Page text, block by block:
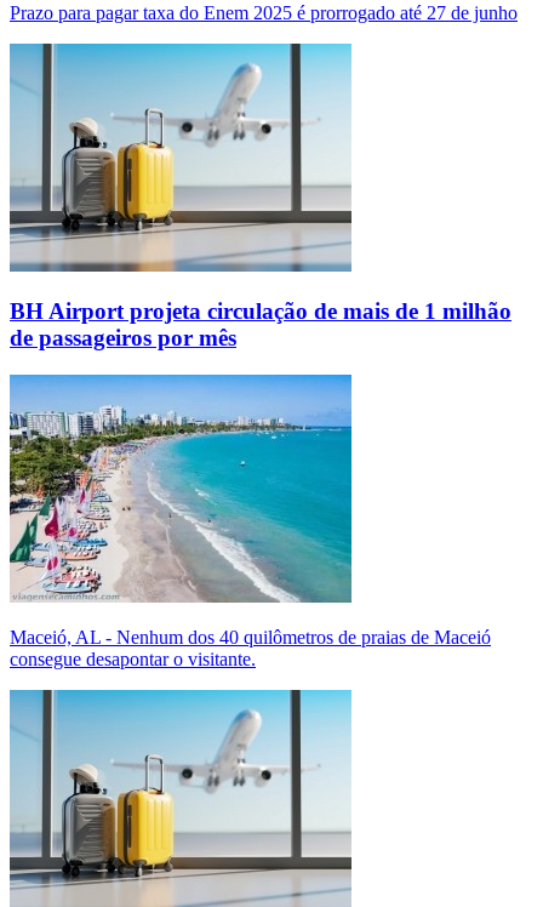
Prazo para pagar taxa do Enem 2025 é prorrogado até 27 de junho
BH Airport projeta circulação de mais de 1 milhão
de passageiros por mês
Maceió, AL - Nenhum dos 40 quilômetros de praias de Maceió
consegue desapontar o visitante.